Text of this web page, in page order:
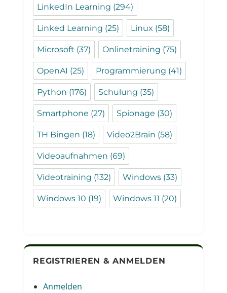
LinkedIn Learning (294)
Linked Learning (25) Linux (58)
Microsoft (37) Onlinetraining (75)
OpenAI (25) Programmierung (41)
Python (176) Schulung (35)
Smartphone (27) Spionage (30)
TH Bingen (18) Video2Brain (58)
Videoaufnahmen (69)
Videotraining (132) Windows (33)
Windows 10 (19) Windows 11 (20)
REGISTRIEREN & ANMELDEN
Anmelden